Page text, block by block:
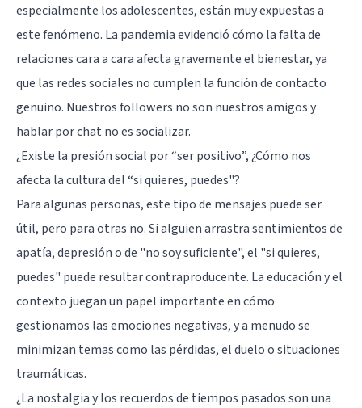
especialmente los adolescentes, están muy expuestas a
este fenómeno. La pandemia evidenció cómo la falta de
relaciones cara a cara afecta gravemente el bienestar, ya
que las redes sociales no cumplen la función de contacto
genuino. Nuestros followers no son nuestros amigos y
hablar por chat no es socializar.
¿Existe la presión social por “ser positivo”, ¿Cómo nos
afecta la cultura del “si quieres, puedes"?
Para algunas personas, este tipo de mensajes puede ser
útil, pero para otras no. Si alguien arrastra sentimientos de
apatía,depresióno de "no soy suficiente", el "si quieres,
puedes" puede resultar contraproducente. La educación y el
contexto juegan un papel importante en cómo
gestionamos las emociones negativas, y a menudo se
minimizan temas como las pérdidas, el duelo o situaciones
traumáticas.
¿La nostalgia y los recuerdos de tiempos pasados son una